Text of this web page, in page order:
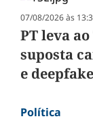
07/08/2026 às
PT leva
suposta
e
Política